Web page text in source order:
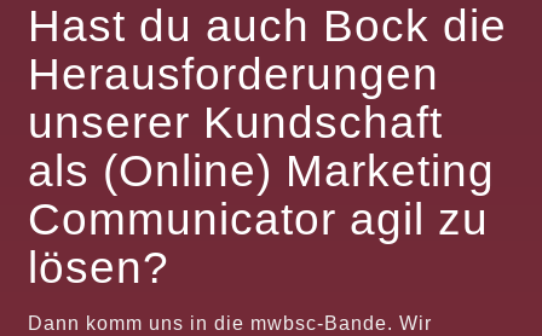
Hast du auch Bock die
Herausforderungen
unserer Kundschaft
als (Online) Marketing
Communicator agil zu
lösen?
Dann komm uns in die mwbsc-Bande. Wir